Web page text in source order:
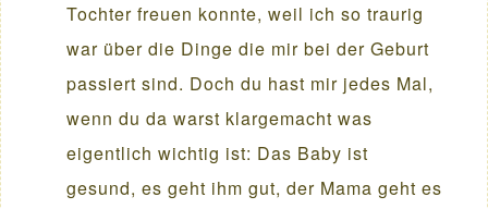
Tochter freuen konnte, weil ich so traurig
war über die Dinge die mir bei der Geburt
passiert sind. Doch du hast mir jedes Mal,
wenn du da warst klargemacht was
eigentlich wichtig ist: Das Baby ist
gesund, es geht ihm gut, der Mama geht es